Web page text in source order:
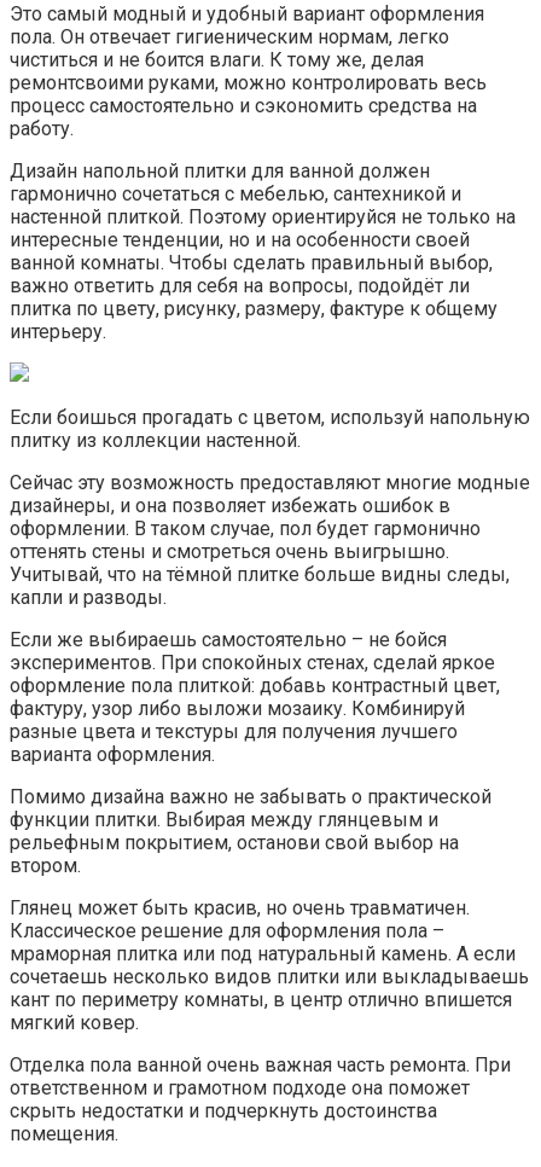
Это самый модный и удобный вариант оформления
пола. Он отвечает гигиеническим нормам, легко
чиститься и не боится влаги. К тому же, делая
ремонтсвоими руками, можно контролировать весь
процесс самостоятельно и сэкономить средства на
работу.
Дизайн напольной плитки для ванной должен
гармонично сочетаться с мебелью, сантехникой и
настенной плиткой. Поэтому ориентируйся не только на
интересные тенденции, но и на особенности своей
ванной комнаты. Чтобы сделать правильный выбор,
важно ответить для себя на вопросы, подойдёт ли
плитка по цвету, рисунку, размеру, фактуре к общему
интерьеру.
Если боишься прогадать с цветом, используй напольную
плитку из коллекции настенной.
Сейчас эту возможность предоставляют многие модные
дизайнеры, и она позволяет избежать ошибок в
оформлении. В таком случае, пол будет гармонично
оттенять стены и смотреться очень выигрышно.
Учитывай, что на тёмной плитке больше видны следы,
капли и разводы.
Если же выбираешь самостоятельно – не бойся
экспериментов. При спокойных стенах, сделай яркое
оформление пола плиткой: добавь контрастный цвет,
фактуру, узор либо выложи мозаику. Комбинируй
разные цвета и текстуры для получения лучшего
варианта оформления.
Помимо дизайна важно не забывать о практической
функции плитки. Выбирая между глянцевым и
рельефным покрытием, останови свой выбор на
втором.
Глянец может быть красив, но очень травматичен.
Классическое решение для оформления пола –
мраморная плитка или под натуральный камень. А если
сочетаешь несколько видов плитки или выкладываешь
кант по периметру комнаты, в центр отлично впишется
мягкий ковер.
Отделка пола ванной очень важная часть ремонта. При
ответственном и грамотном подходе она поможет
скрыть недостатки и подчеркнуть достоинства
помещения.